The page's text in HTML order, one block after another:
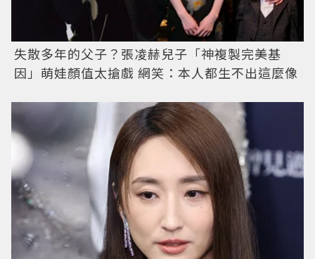
失散多年的父子？張凌赫兒子「神複製完美基
因」萌娃顏值太搶戲 網笑：本人都生不出這麼像